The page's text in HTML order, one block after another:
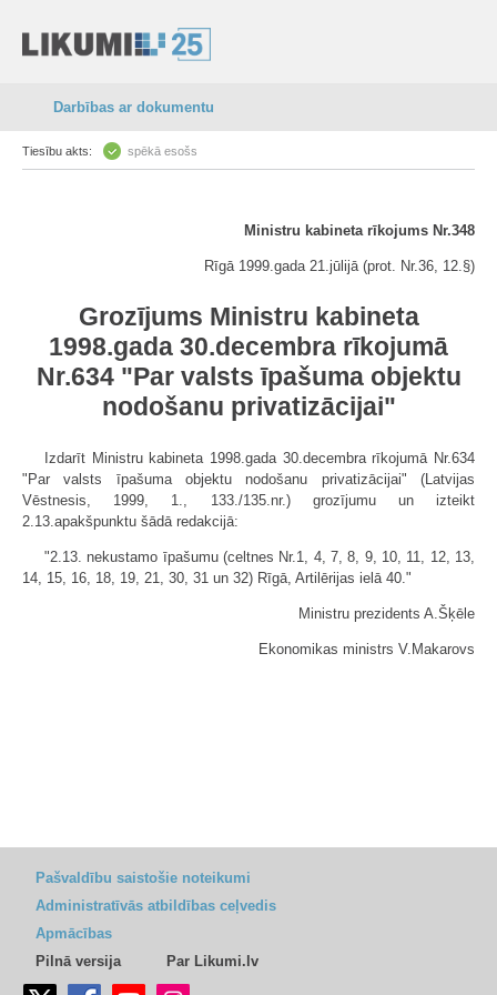
Darbības ar dokumentu
Tiesību akts: spēkā esošs
Ministru kabineta rīkojums Nr.348
Rīgā 1999.gada 21.jūlijā (prot. Nr.36, 12.§)
Grozījums Ministru kabineta
1998.gada 30.decembra rīkojumā
Nr.634 "Par valsts īpašuma objektu
nodošanu privatizācijai"
Izdarīt Ministru kabineta 1998.gada 30.decembra rīkojumā Nr.634
"Par valsts īpašuma objektu nodošanu privatizācijai" (Latvijas
Vēstnesis, 1999, 1., 133./135.nr.) grozījumu un izteikt
2.13.apakšpunktu šādā redakcijā:
"2.13. nekustamo īpašumu (celtnes Nr.1, 4, 7, 8, 9, 10, 11, 12, 13,
14, 15, 16, 18, 19, 21, 30, 31 un 32) Rīgā, Artilērijas ielā 40."
Ministru prezidents A.Šķēle
Ekonomikas ministrs V.Makarovs
Pašvaldību saistošie noteikumi
Administratīvās atbildības ceļvedis
Apmācības
Pilnā versija
Par Likumi.lv